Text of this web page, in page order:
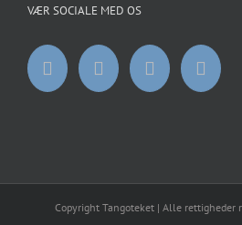
VÆR SOCIALE MED OS
Copyright Tangoteket | Alle rettigheder